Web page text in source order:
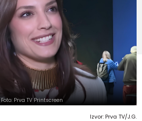
Foto: Prva TV Printscreen
Izvor: Prva TV/J.G.